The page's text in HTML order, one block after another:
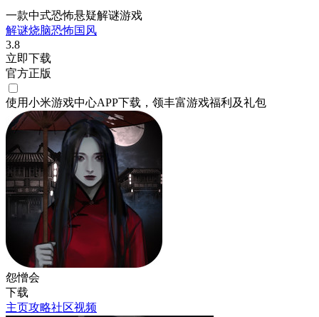
一款中式恐怖悬疑解谜游戏
解谜烧脑恐怖国风
3.8
立即下载
官方正版
使用小米游戏中心APP下载 ，领丰富游戏福利 及礼包
怨憎会
下载
主页攻略社区视频